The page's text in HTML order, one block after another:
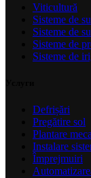
Viticultură
Sisteme de
Sisteme de
Sisteme de
Sisteme de
Defrișări
Pregătire sol
Plantare
Instalare
Împrejmuiri